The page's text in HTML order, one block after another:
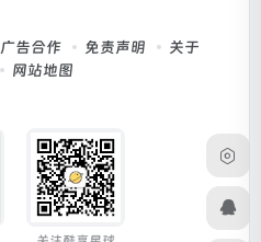
广告合作 免责声明
关于
网站地图